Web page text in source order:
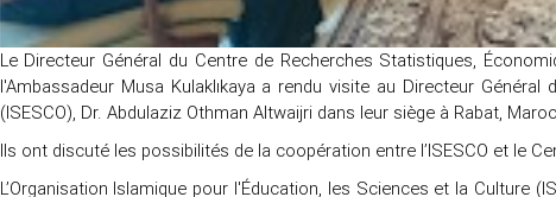
Le Directeur Général du Centre de Recherches Statistiques,
l'Ambassadeur Musa Kulaklıkaya a rendu visite au Directeur
(ISESCO), Dr. Abdulaziz Othman Altwaijri dans leur siège à Rabat, Maroc
Ils ont discuté les possibilités de la coopération entre l’ISESCO et le
L’Organisation Islamique pour l'Éducation, les Sciences et la Culture